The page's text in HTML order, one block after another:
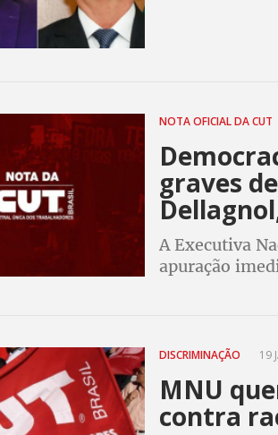
NOTA OFICIAL DA CUT
graves
A Executiva
apuração
DISCRIMINAÇÃO 19
MNU
contra